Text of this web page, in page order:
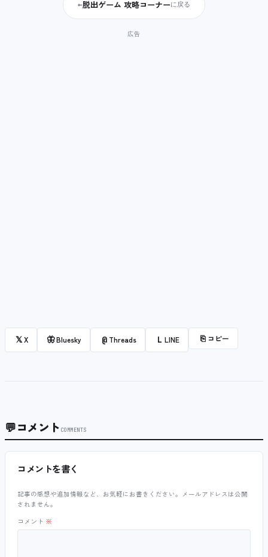
←脱出ゲーム 攻略コーナーに戻る
𝕏X 🦋Bluesky @ Threads L LINE ⎘ コピー
💬コメント COMMENTS
コメントを書く
記事の感想や追加情報など、お気軽にお書きください。メールアドレスは公開
されません。
コメント ※